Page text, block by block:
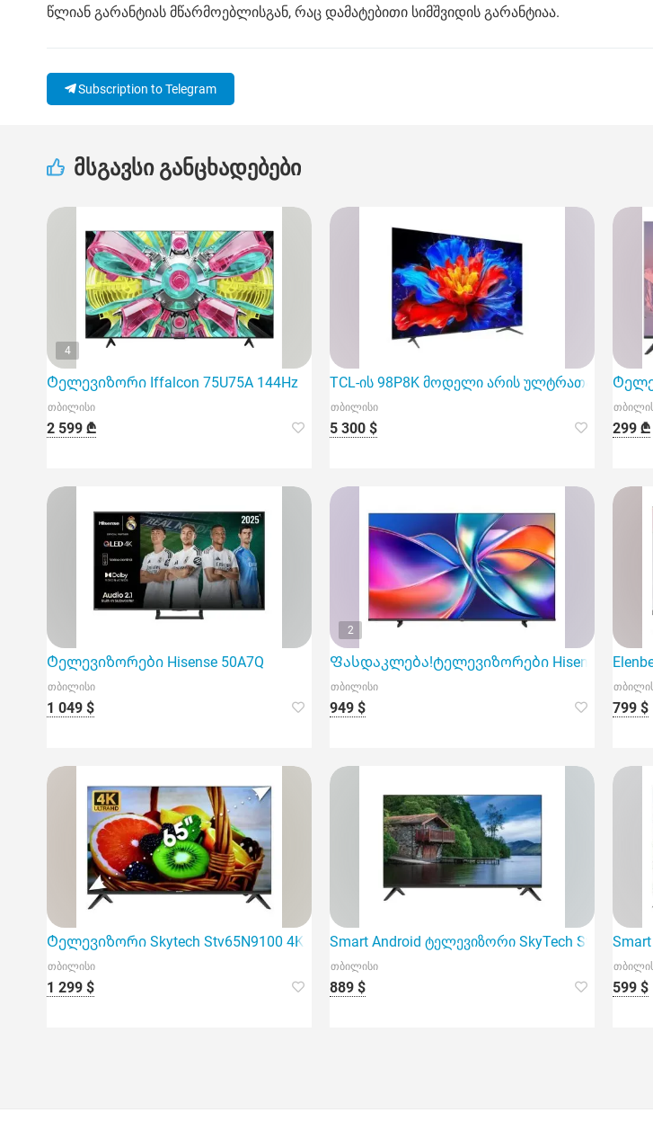
წლიან გარანტიას მწარმოებლისგან, რაც დამატებითი სიმშვიდის გარანტიაა.
Subscription to Telegram
მსგავსი განცხადებები
4
Ტელევიზორი Iffalcon 75U75A 144Hz
თბილისი
2 599 ₾
TCL-ის 98P8K მოდელი არის
თბილისი
5 300 $ 299 ₾
Ტელევიზორები Hisense 50A7Q
თბილისი
1 049 $
2
Ფასდაკლება!ტელევიზორები Hisense 50E7Q
თბილისი
949 $ 799 $
Ტელევიზორი Skytech Stv65N9100 4K UHD
თბილისი
1 299 $
Smart Android ტელევიზორი SkyTech
თბილისი
889 $ 599 $